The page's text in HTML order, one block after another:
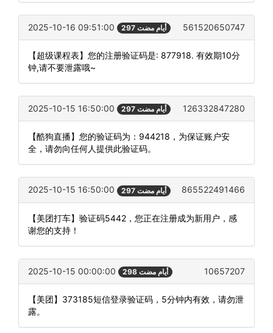
2025-10-16 09:51:00 297 أيام مضت 561520650747
【超级课程表】您的注册验证码是: 877918. 有效期10分
钟,请不要泄露哦~
2025-10-15 16:50:00 297 أيام مضت 126332847280
【酷狗直播】您的验证码为：944218，为保证账户安
全，请勿向任何人提供此验证码。
2025-10-15 16:50:00 297 أيام مضت 865522491466
【美团打车】验证码5442，您正在注册成为新用户，感
谢您的支持！
2025-10-15 00:00:00 298 أيام مضت 10657207
【美团】373185短信登录验证码，5分钟内有效，请勿泄
露。